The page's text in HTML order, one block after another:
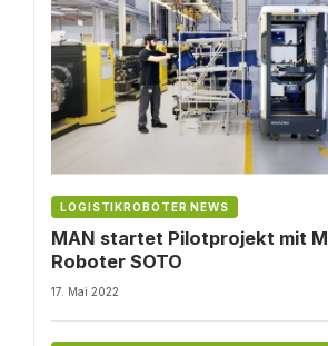
LOGISTIKROBOTER NEWS
MAN startet Pilotprojekt mit
Roboter SOTO
17. Mai 2022